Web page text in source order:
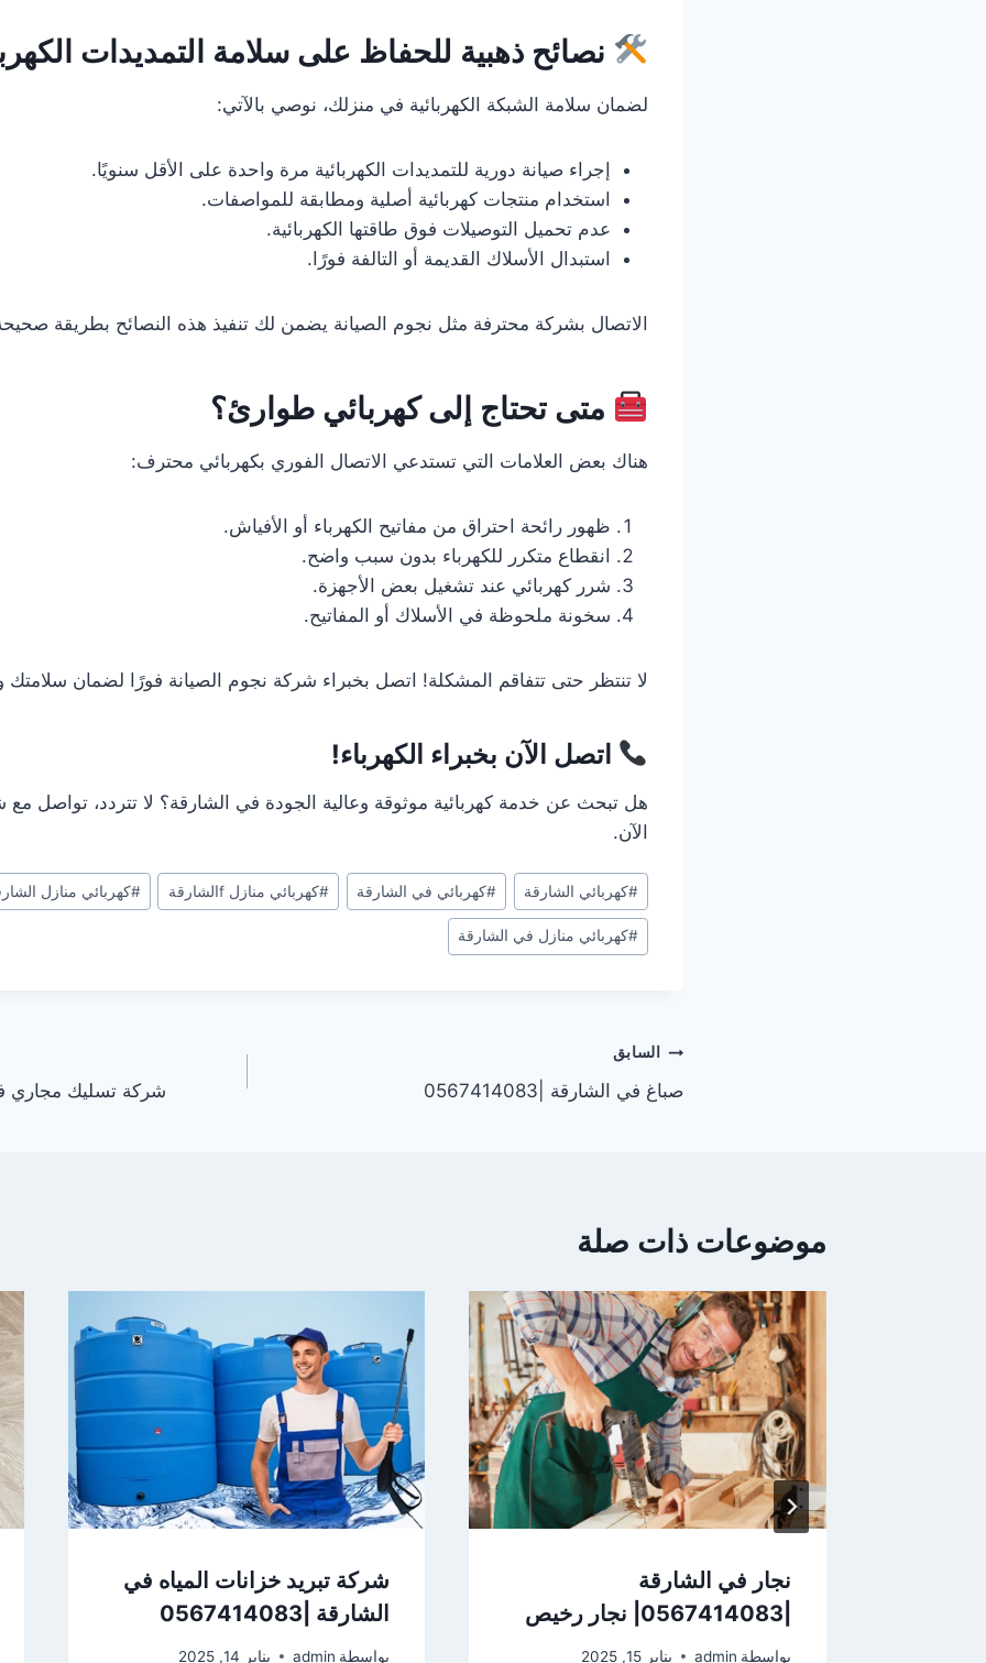
نصائح ذهبية للحفاظ على سلامة التمديدات
لضمان سلامة الشبكة الكهربائية في منزلك، نوصي بالآتي:
إجراء صيانة دورية للتمديدات الكهربائية مرة واحدة على الأقل سنويًا.
استخدام منتجات كهربائية أصلية ومطابقة للمواصفات.
عدم تحميل التوصيلات فوق طاقتها الكهربائية.
استبدال الأسلاك القديمة أو التالفة فورًا.
الاتصال بشركة محترفة مثل نجوم الصيانة يضمن لك تنفيذ هذه النصائح بطريقة
متى تحتاج إلى كهربائي طوارئ؟
هناك بعض العلامات التي تستدعي الاتصال الفوري بكهربائي محترف:
ظهور رائحة احتراق من مفاتيح الكهرباء أو الأفياش.
انقطاع متكرر للكهرباء بدون سبب واضح.
شرر كهربائي عند تشغيل بعض الأجهزة.
سخونة ملحوظة في الأسلاك أو المفاتيح.
لا تنتظر حتى تتفاقم المشكلة! اتصل بخبراء شركة نجوم الصيانة فورًا لضمان سلامتك
اتصل الآن بخبراء الكهرباء!
هل تبحث عن خدمة كهربائية موثوقة وعالية الجودة في الشارقة؟ لا تتردد، تواصل مع
الآن.
وسوم
المقال:
#كهربائي الشارقة #كهربائي في الشارقة #كهربائي منازل fالشارقة #كهربائي منازل
#كهربائي منازل في الشارقة
تصفّح
المقالات
السابق
صباغ في الشارقة |0567414083 شركة تسليك مجاري في العين
موضوعات ذات صلة
نجار في الشارقة
بواسطة admin يناير 15, 2025
شركة تبريد خزانات المياه في
الشارقة |0567414083
بواسطة admin يناير 14, 2025